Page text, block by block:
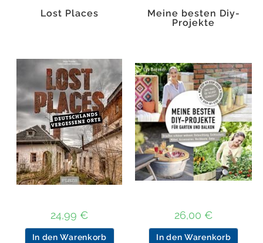
Lost Places
24,99 €
In den Warenkorb
Meine besten Diy-
Projekte
26,00 €
In den Warenkorb